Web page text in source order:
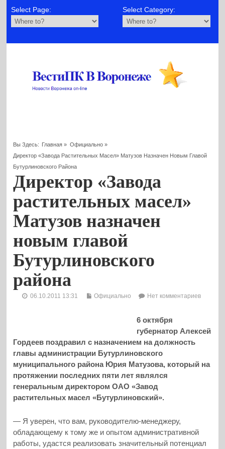
Select Page: Select Category:
Вы Здесь: Главная » Официально»
Директор «Завода Растительных Масел» Матузов Назначен Новым Главой
Бутурлиновского Района
Директор «Завода
растительных масел»
Матузов назначен
новым главой
Бутурлиновского
района
06.10.2011 13:31 Официально Нет комментариев
6 октября
губернатор Алексей
Гордеев поздравил с назначением на должность
главы администрации Бутурлиновского
муниципального района Юрия Матузова, который на
протяжении последних пяти лет являлся
генеральным директором ОАО «Завод
растительных масел «Бутурлиновский».
— Я уверен, что вам, руководителю-менеджеру,
обладающему к тому же и опытом административной
работы, удастся реализовать значительный потенциал